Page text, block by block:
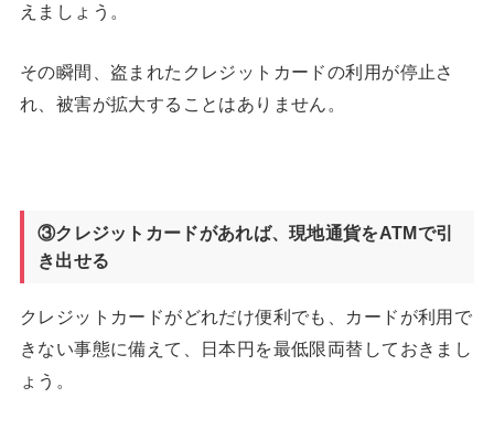
えましょう。
その瞬間、盗まれたクレジットカードの利用が停止さ
れ、被害が拡大することはありません。
③クレジットカードがあれば、現地通貨をATMで引
き出せる
クレジットカードがどれだけ便利でも、カードが利用で
きない事態に備えて、日本円を最低限両替しておきまし
ょう。